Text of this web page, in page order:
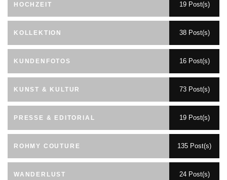
HOCHZEIT 19 Post(s)
KOLLEKTION 38 Post(s)
KUNDENFOTOS 16 Post(s)
KUNST & KULTUR 73 Post(s)
PRESSE & EDITORIAL 19 Post(s)
ROHMY COUTURE 135 Post(s)
WANDERLUST 24 Post(s)